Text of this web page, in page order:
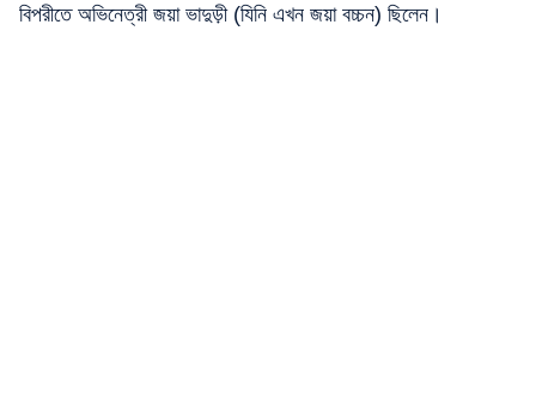
বিপরীতে অভিনেত্রী জয়া ভাদুড়ী (যিনি এখন জয়া বচ্চন) ছিলেন।